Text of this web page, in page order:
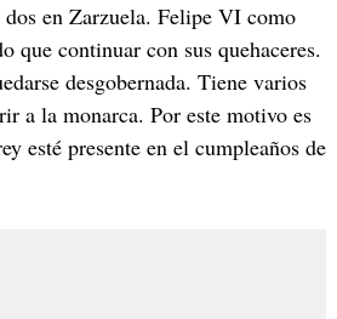
dos en Zarzuela. Felipe VI como
que continuar con sus quehaceres.
desgobernada. Tiene varios
a la monarca. Por este motivo es
esté presente en el cumpleaños de